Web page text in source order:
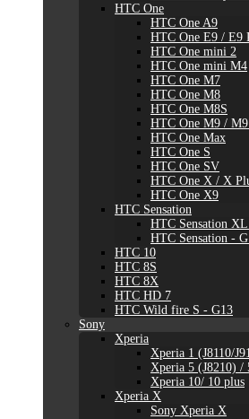
HTC One
HTC One A9
HTC One E9 / E9
HTC One mini 2
HTC One mini M4
HTC One M7
HTC One M8
HTC One M8S
HTC One M9 /
HTC One Max
HTC One S
HTC One SV
HTC One X / X
HTC One X9
HTC Sensation
HTC Sensation
HTC Sensation -
HTC 10
HTC 8S
HTC 8X
HTC HD 7
HTC Wild fire S - G13
Sony
Xperia
Xperia 1 (J8110/
Xperia 5 (J8210) /
Xperia 10/ 10 plus
Xperia X
Sony Xperia X